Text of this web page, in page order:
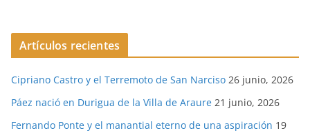
Artículos recientes
Cipriano Castro y el Terremoto de San Narciso 26 junio, 2026
Páez nació en Durigua de la Villa de Araure 21 junio, 2026
Fernando Ponte y el manantial eterno de una aspiración 19